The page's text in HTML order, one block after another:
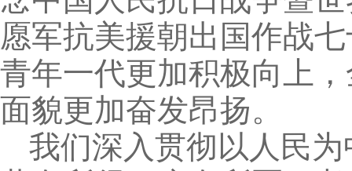
愿军抗美援朝出国作战
青年一代更加积极向上
面貌更加奋发昂扬。
我们深入贯彻以人民